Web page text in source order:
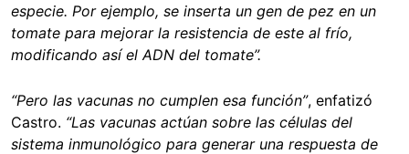
especie. Por ejemplo, se inserta un gen de pez en un
tomate para mejorar la resistencia de este al frío,
modificando así el ADN del tomate”.
“Pero las vacunas no cumplen esa función”, enfatizó
Castro. “Las vacunas actúan sobre las células del
sistema inmunológico para generar una respuesta de